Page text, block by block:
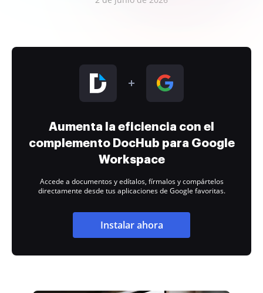
Aumenta la eficiencia con el
complemento DocHub para Google
Workspace
Accede a documentos y edítalos, fírmalos y compártelos
directamente desde tus aplicaciones de Google favoritas.
Instalar ahora